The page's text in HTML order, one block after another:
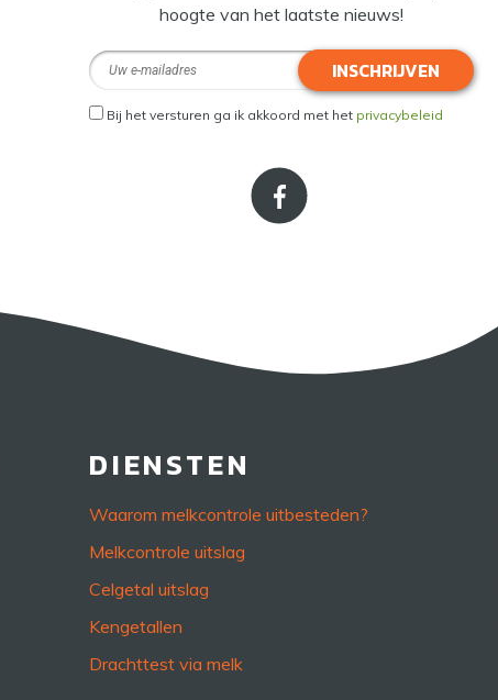
hoogte van het laatste nieuws!
INSCHRIJVEN
Bij het versturen ga ik akkoord met het privacybeleid
DIENSTEN
Waarom melkcontrole uitbesteden?
Melkcontrole uitslag
Celgetal uitslag
Kengetallen
Drachttest via melk